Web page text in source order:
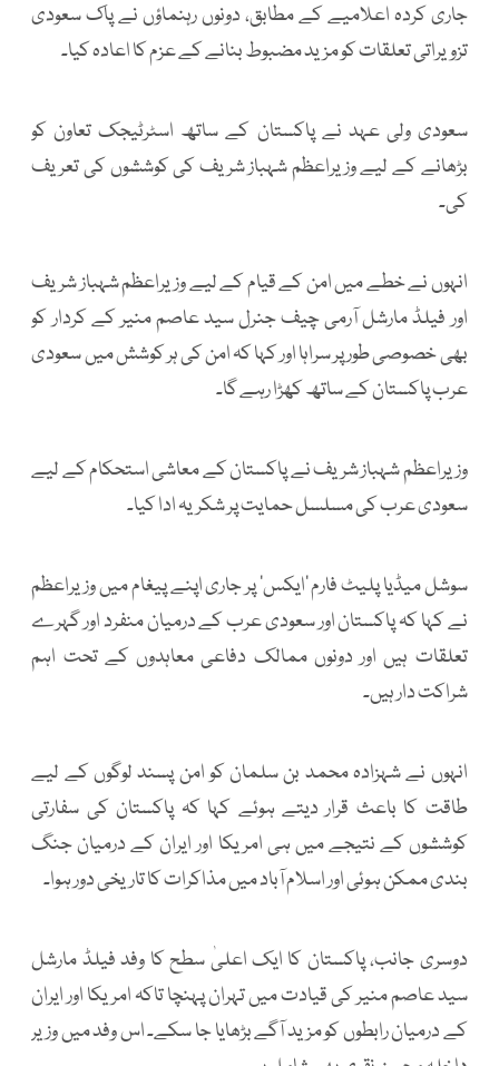
جاری کردہ اعلامیے کے مطابق، دونوں رہنماؤں نے پاک سعودی
تزویراتی تعلقات کو مزید مضبوط بنانے کے عزم کا اعادہ کیا۔
سعودی ولی عہد نے پاکستان کے ساتھ اسٹرٹیجک تعاون کو
بڑھانے کے لیے وزیراعظم شہباز شریف کی کوششوں کی تعریف
کی۔
انہوں نے خطے میں امن کے قیام کے لیے وزیراعظم شہباز شریف
اور فیلڈ مارشل آرمی چیف جنرل سید عاصم منیر کے کردار کو
بھی خصوصی طور پر سراہا اور کہا کہ امن کی ہر کوشش میں سعودی
عرب پاکستان کے ساتھ کھڑا رہے گا۔
وزیراعظم شہباز شریف نے پاکستان کے معاشی استحکام کے لیے
سعودی عرب کی مسلسل حمایت پر شکریہ ادا کیا۔
سوشل میڈیا پلیٹ فارم ’ایکس‘ پر جاری اپنے پیغام میں وزیراعظم
نے کہا کہ پاکستان اور سعودی عرب کے درمیان منفرد اور گہرے
تعلقات ہیں اور دونوں ممالک دفاعی معاہدوں کے تحت اہم
شراکت دار ہیں۔
انہوں نے شہزادہ محمد بن سلمان کو امن پسند لوگوں کے لیے
طاقت کا باعث قرار دیتے ہوئے کہا کہ پاکستان کی سفارتی
کوششوں کے نتیجے میں ہی امریکا اور ایران کے درمیان جنگ
بندی ممکن ہوئی اور اسلام آباد میں مذاکرات کا تاریخی دور ہوا۔
دوسری جانب، پاکستان کا ایک اعلیٰ سطح کا وفد فیلڈ مارشل
سید عاصم منیر کی قیادت میں تہران پہنچا تاکہ امریکا اور ایران
کے درمیان رابطوں کو مزید آگے بڑھایا جا سکے۔ اس وفد میں وزیر